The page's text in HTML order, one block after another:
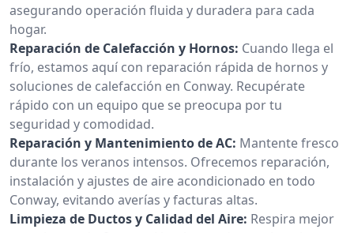
asegurando operación fluida y duradera para cada
hogar.
Reparación de Calefacción y Hornos: Cuando llega el
frío, estamos aquí con reparación rápida de hornos y
soluciones de calefacción en Conway. Recupérate
rápido con un equipo que se preocupa por tu
seguridad y comodidad.
Reparación y Mantenimiento de AC: Mantente fresco
durante los veranos intensos. Ofrecemos reparación,
instalación y ajustes de aire acondicionado en todo
Conway, evitando averías y facturas altas.
Limpieza de Ductos y Calidad del Aire: Respira mejor